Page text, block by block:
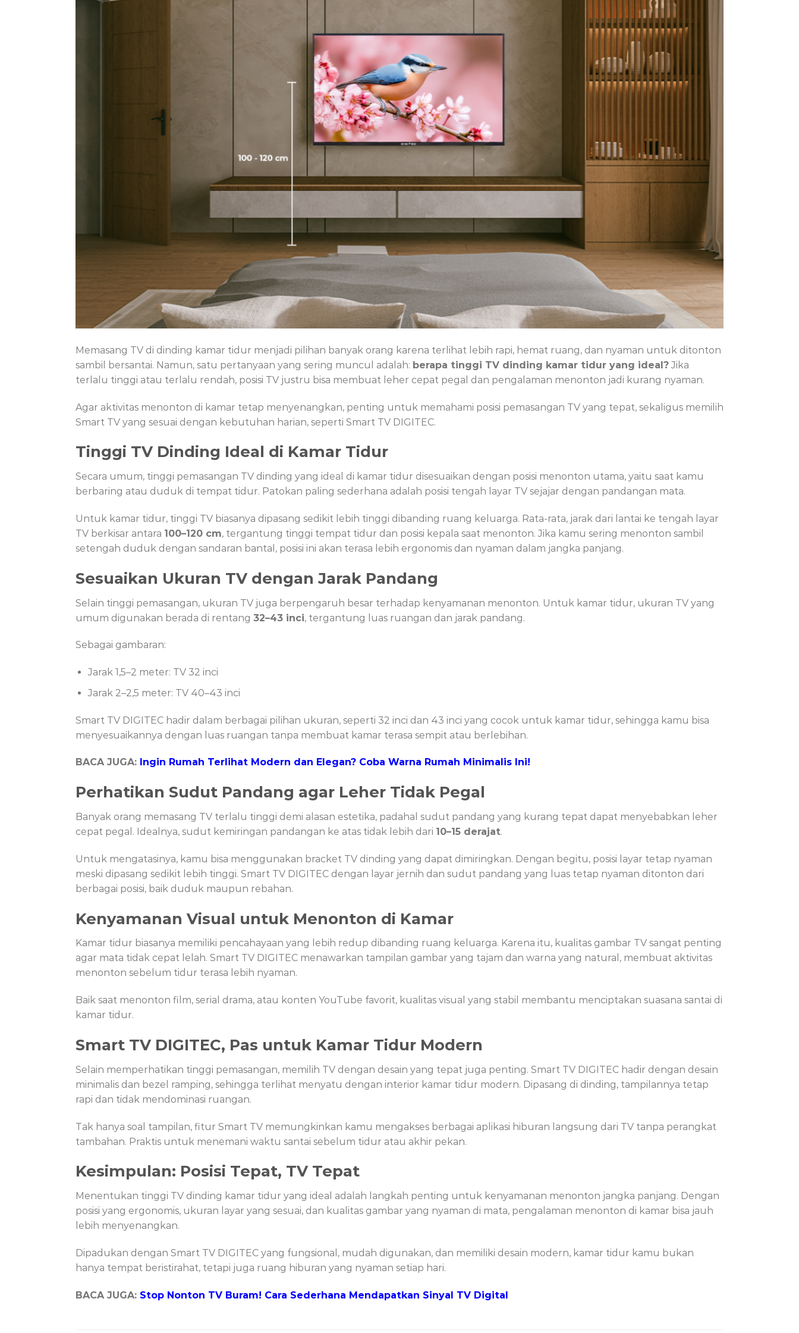
Memasang TV di dinding kamar tidur menjadi pilihan banyak orang karena terlihat lebih rapi, hemat ruang, dan nyaman untuk ditonton
sambil bersantai. Namun, satu pertanyaan yang sering muncul adalah: berapa tinggi TV dinding kamar tidur yang ideal? Jika
terlalu tinggi atau terlalu rendah, posisi TV justru bisa membuat leher cepat pegal dan pengalaman menonton jadi kurang nyaman.
Agar aktivitas menonton di kamar tetap menyenangkan, penting untuk memahami posisi pemasangan TV yang tepat, sekaligus memilih
Smart TV yang sesuai dengan kebutuhan harian, seperti Smart TV DIGITEC.
Tinggi TV Dinding Ideal di Kamar Tidur
Secara umum, tinggi pemasangan TV dinding yang ideal di kamar tidur disesuaikan dengan posisi menonton utama, yaitu saat kamu
berbaring atau duduk di tempat tidur. Patokan paling sederhana adalah posisi tengah layar TV sejajar dengan pandangan mata.
Untuk kamar tidur, tinggi TV biasanya dipasang sedikit lebih tinggi dibanding ruang keluarga. Rata-rata, jarak dari lantai ke tengah layar
TV berkisar antara 100–120 cm, tergantung tinggi tempat tidur dan posisi kepala saat menonton. Jika kamu sering menonton sambil
setengah duduk dengan sandaran bantal, posisi ini akan terasa lebih ergonomis dan nyaman dalam jangka panjang.
Sesuaikan Ukuran TV dengan Jarak Pandang
Selain tinggi pemasangan, ukuran TV juga berpengaruh besar terhadap kenyamanan menonton. Untuk kamar tidur, ukuran TV yang
umum digunakan berada di rentang 32–43 inci, tergantung luas ruangan dan jarak pandang.
Sebagai gambaran:
Jarak 1,5–2 meter: TV 32 inci
Jarak 2–2,5 meter: TV 40–43 inci
Smart TV DIGITEC hadir dalam berbagai pilihan ukuran, seperti 32 inci dan 43 inci yang cocok untuk kamar tidur, sehingga kamu bisa
menyesuaikannya dengan luas ruangan tanpa membuat kamar terasa sempit atau berlebihan.
BACA JUGA: Ingin Rumah Terlihat Modern dan Elegan? Coba Warna Rumah Minimalis Ini!
Perhatikan Sudut Pandang agar Leher Tidak Pegal
Banyak orang memasang TV terlalu tinggi demi alasan estetika, padahal sudut pandang yang kurang tepat dapat menyebabkan leher
cepat pegal. Idealnya, sudut kemiringan pandangan ke atas tidak lebih dari 10–15 derajat.
Untuk mengatasinya, kamu bisa menggunakan bracket TV dinding yang dapat dimiringkan. Dengan begitu, posisi layar tetap nyaman
meski dipasang sedikit lebih tinggi. Smart TV DIGITEC dengan layar jernih dan sudut pandang yang luas tetap nyaman ditonton dari
berbagai posisi, baik duduk maupun rebahan.
Kenyamanan Visual untuk Menonton di Kamar
Kamar tidur biasanya memiliki pencahayaan yang lebih redup dibanding ruang keluarga. Karena itu, kualitas gambar TV sangat penting
agar mata tidak cepat lelah. Smart TV DIGITEC menawarkan tampilan gambar yang tajam dan warna yang natural, membuat aktivitas
menonton sebelum tidur terasa lebih nyaman.
Baik saat menonton film, serial drama, atau konten YouTube favorit, kualitas visual yang stabil membantu menciptakan suasana santai di
kamar tidur.
Smart TV DIGITEC, Pas untuk Kamar Tidur Modern
Selain memperhatikan tinggi pemasangan, memilih TV dengan desain yang tepat juga penting. Smart TV DIGITEC hadir dengan desain
minimalis dan bezel ramping, sehingga terlihat menyatu dengan interior kamar tidur modern. Dipasang di dinding, tampilannya tetap
rapi dan tidak mendominasi ruangan.
Tak hanya soal tampilan, fitur Smart TV memungkinkan kamu mengakses berbagai aplikasi hiburan langsung dari TV tanpa perangkat
tambahan. Praktis untuk menemani waktu santai sebelum tidur atau akhir pekan.
Kesimpulan: Posisi Tepat, TV Tepat
Menentukan tinggi TV dinding kamar tidur yang ideal adalah langkah penting untuk kenyamanan menonton jangka panjang. Dengan
posisi yang ergonomis, ukuran layar yang sesuai, dan kualitas gambar yang nyaman di mata, pengalaman menonton di kamar bisa jauh
lebih menyenangkan.
Dipadukan dengan Smart TV DIGITEC yang fungsional, mudah digunakan, dan memiliki desain modern, kamar tidur kamu bukan
hanya tempat beristirahat, tetapi juga ruang hiburan yang nyaman setiap hari.
BACA JUGA: Stop Nonton TV Buram! Cara Sederhana Mendapatkan Sinyal TV Digital